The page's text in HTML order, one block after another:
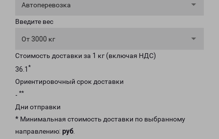
Автоперевозка
Введите вес
От 3000 кг
Стоимость доставки за 1 кг (включая НДС)
36.1 *
Ориентировочный срок доставки
- **
Дни отправки
* Минимальная стоимость доставки по выбранному
направлению: руб.